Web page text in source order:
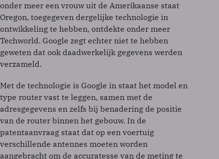
onder meer een vrouw uit de Amerikaanse staat
Oregon, toegegeven dergelijke technologie in
ontwikkeling te hebben, ontdekte onder meer
Techworld. Google zegt echter niet te hebben
geweten dat ook daadwerkelijk gegevens werden
verzameld.
Met de technologie is Google in staat het model en
type router vast te leggen, samen met de
adresgegevens en zelfs bij benadering de positie
van de router binnen het gebouw. In de
patentaanvraag staat dat op een voertuig
verschillende antennes moeten worden
aangebracht om de accuratesse van de meting te